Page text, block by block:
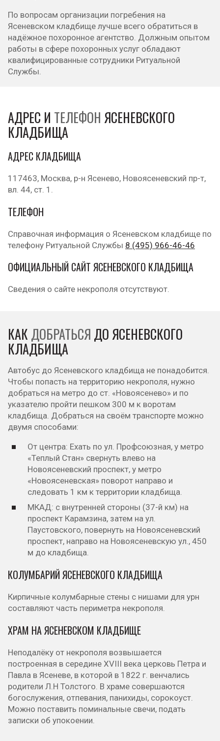
По вопросам организации погребения на
Ясеневском кладбище лучше всего обратиться в
надёжное похоронное агентство. Должным опытом
работы в сфере похоронных услуг обладают
квалифицированные сотрудники Ритуальной
Службы.
АДРЕС И ТЕЛЕФОН ЯСЕНЕВСКОГО
КЛАДБИЩА
АДРЕС КЛАДБИЩА
117463, Москва, р-н Ясенево, Новоясеневский пр-т,
вл. 44, ст. 1.
ТЕЛЕФОН
Справочная информация о Ясеневском кладбище по
телефону Ритуальной Службы 8 (495) 966-46-46
ОФИЦИАЛЬНЫЙ САЙТ ЯСЕНЕВСКОГО КЛАДБИЩА
Сведения о сайте некрополя отсутствуют.
КАК ДОБРАТЬСЯ ДО ЯСЕНЕВСКОГО
КЛАДБИЩА
Автобус до Ясеневского кладбища не понадобится.
Чтобы попасть на территорию некрополя, нужно
добраться на метро до ст. «Новоясенево» и по
указателю пройти пешком 300 м к воротам
кладбища. Добраться на своём транспорте можно
двумя способами:
От центра: Ехать по ул. Профсоюзная, у метро
«Теплый Стан» свернуть влево на
Новоясеневский проспект, у метро
«Новоясеневская» поворот направо и
следовать 1 км к территории кладбища.
МКАД: с внутренней стороны (37-й км) на
проспект Карамзина, затем на ул.
Паустовского, повернуть на Новоясеневский
проспект, направо на Новоясеневскую ул., 450
м до кладбища.
КОЛУМБАРИЙ ЯСЕНЕВСКОГО КЛАДБИЩА
Кирпичные колумбарные стены с нишами для урн
составляют часть периметра некрополя.
ХРАМ НА ЯСЕНЕВСКОМ КЛАДБИЩЕ
Неподалёку от некрополя возвышается
построенная в середине XVIII века церковь Петра и
Павла в Ясеневе, в которой в 1822 г. венчались
родители Л.Н Толстого. В храме совершаются
богослужения, отпевания, панихиды, сорокоуст.
Можно поставить поминальные свечи, подать
записки об упокоении.